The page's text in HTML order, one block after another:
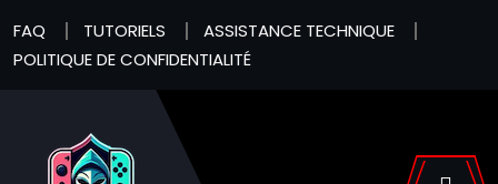
FAQ TUTORIELS
ASSISTANCE TECHNIQUE
POLITIQUE DE CONFIDENTIALITÉ